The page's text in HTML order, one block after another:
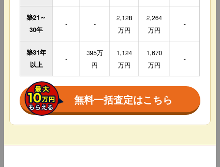
築21～
30年
- -
2,128
万円
2,264
万円
-
築31年
以上
-
395万
円
1,124
万円
1,670
万円
-
無料一括査定はこちら